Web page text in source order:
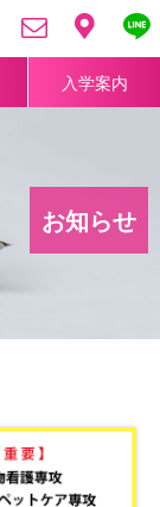
入学案内
お知らせ